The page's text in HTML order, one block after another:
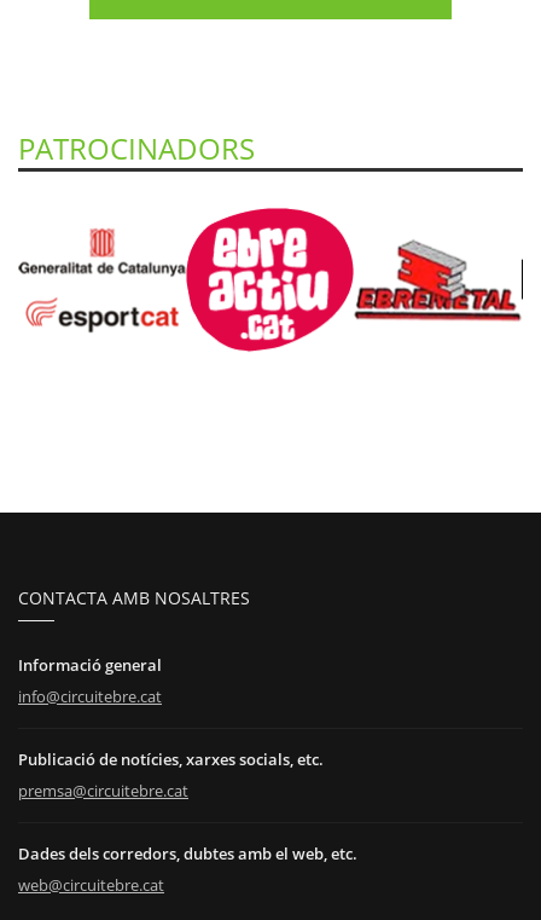
PATROCINADORS
CONTACTA AMB NOSALTRES
Informació general
info@circuitebre.cat
Publicació de notícies, xarxes socials, etc.
premsa@circuitebre.cat
Dades dels corredors, dubtes amb el web, etc.
web@circuitebre.cat